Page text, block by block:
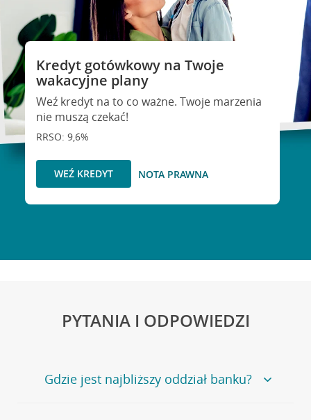
Kredyt gotówkowy na Twoje
wakacyjne plany
Weź kredyt na to co ważne. Twoje marzenia
nie muszą czekać!
RRSO: 9,6%
WEŹ KREDYT NOTA PRAWNA
PYTANIA I ODPOWIEDZI
Gdzie jest najbliższy oddział banku?